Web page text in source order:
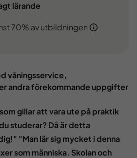
lärande
70% av utbildningen
våningsservice,
andra förekommande uppgifter
gillar att vara ute på praktik
studerar? Då är detta
"Man lär sig mycket i denna
som människa. Skolan och